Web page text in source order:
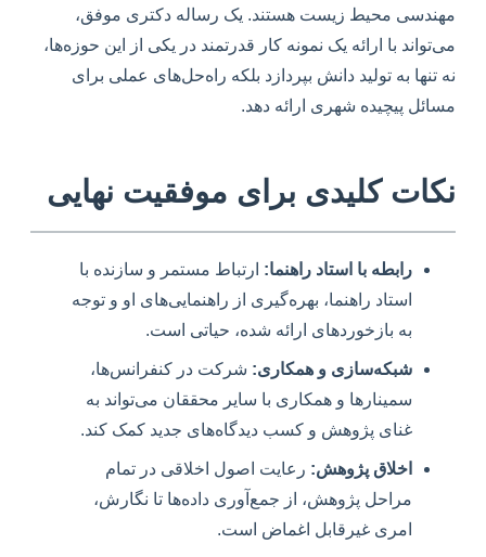
مهندسی محیط زیست هستند. یک رساله دکتری موفق،
می‌تواند با ارائه یک نمونه کار قدرتمند در یکی از این حوزه‌ها،
نه تنها به تولید دانش بپردازد بلکه راه‌حل‌های عملی برای
مسائل پیچیده شهری ارائه دهد.
نکات کلیدی برای موفقیت نهایی
رابطه با استاد راهنما: ارتباط مستمر و سازنده با
استاد راهنما، بهره‌گیری از راهنمایی‌های او و توجه
به بازخوردهای ارائه شده، حیاتی است.
شبکه‌سازی و همکاری: شرکت در کنفرانس‌ها،
سمینارها و همکاری با سایر محققان می‌تواند به
غنای پژوهش و کسب دیدگاه‌های جدید کمک کند.
اخلاق پژوهش: رعایت اصول اخلاقی در تمام
مراحل پژوهش، از جمع‌آوری داده‌ها تا نگارش،
امری غیرقابل اغماض است.